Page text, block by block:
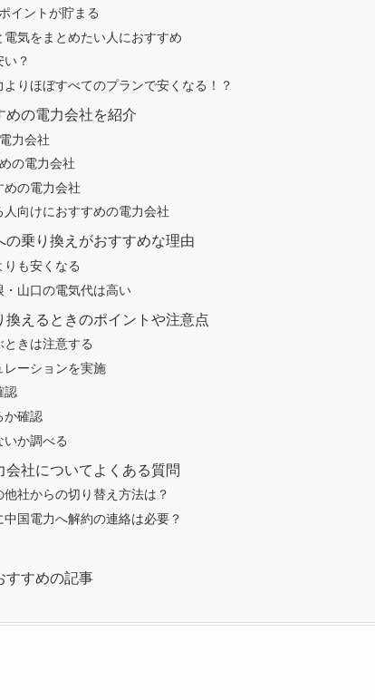
イントが貯まる
気をまとめたい人におすすめ
？
りほぼすべてのプランで安くなる！？
めの電力会社を紹介
力会社
の電力会社
めの電力会社
向けにおすすめの電力会社
乗り換えがおすすめな理由
も安くなる
山口の電気代は高い
えるときのポイントや注意点
きは注意する
レーションを実施
認
か確認
いか調べる
社についてよくある質問
社からの切り替え方法は？
国電力へ解約の連絡は必要？
すすめの記事